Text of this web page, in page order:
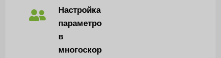
Настройка
параметро
в
многоскор